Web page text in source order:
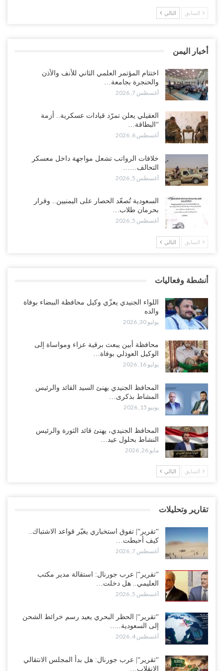
“حضرموت“| في تصعيد غير مسبوق.. انتشار فصيل “مكافحة الإرهاب”
للسعودية بشأن النفط..!
أغسطس 6, 2026
الرئاسي مرحلة التفكك المؤسسي..!
أغسطس 5, 2026
حضرموت على حافة الانفجار.. اشتباكات قبلية مع فصائل سعودية
وتعزيزات عسكرية لحماية ترتيبات تصدير النفط..!
أغسطس 5, 2026
وسط معركة سعودية لإسقاط آخر معاقل الزبيدي.. القبائل تستنفر و”درع
الوطن” تبدأ الانتشار..!
أغسطس 5, 2026
خلافات الرواتب تشعل مواجهة داخل معسكر التحالف… والإصلاح يصعّد
تعميد الشهادات يشعل غضباً واسعاً..!
أغسطس 5, 2026
ملفات المال والنفط..!
أغسطس 5, 2026
النفط تلتف حول أفريقيا وسفن تعلن: “لا توجد شحنة…
أغسطس 4, 2026
مليون برميل يشعل غضب حضرموت..!
أغسطس 4, 2026
مدير مكتب العليمي يقدم استقالته.. والخلافات تعصف بالرئاسي وصراع
“تعز“| وسط إعادة رسم النفوذ السعودي.. الإصلاح يجدد اتهامه لطارق
بالتهريب وعينه على المحافظ..!
أغسطس 4, 2026
“شبوة“| مع تحشيدات عسكرية تنذر بجولة جديدة مع السعودية.. الإمارات
تعيد تحشيد قواتها في أهم سواحل اليمن على البحر…
أغسطس 4, 2026
أغسطس 4, 2026
“مقالات“| عِنْدَما يَغِيب الأَقربون.. وَتَضِيق بِلَاد الله الوَاسِعَة.. تَبْقَى صَنْعَاء
أغسطس 4, 2026
السابق التالي
أخبار اليمن
اختتام المؤتمر العلمي الثاني للأنف والأذن
والحنجرة بجامعة…
أغسطس 7, 2026
العقيلي يعلن تمرّد قيادات عسكرية.. أزمة
“البطاقة…
أغسطس 6, 2026
خلافات الرواتب تشعل مواجهة داخل معسكر
التحالف……
أغسطس 5, 2026
السعودية تُصعّد الحصار على اليمنيين.. وقرار
بحرمان طلاب…
أغسطس 5, 2026
السابق التالي
أنشطة وفعاليات
اللواء الجنيدي يعزّي وكيل محافظة الببضاء بوفاة
والده
يوليو 30, 2026
محافظة أبين يبعث برقية عزاء ومواساة إلى
الوكيل العوذلي بوفاة…
يوليو 16, 2026
المحافظ الجنيدي يهنئ السيد القائد والرئيس
المشاط بذكرى…
يونيو 15, 2026
المحافظ الجنيدي، يهنئ قائد الثورة والرئيس
النشاط بحلول عيد…
مايو 26, 2026
السابق التالي
تقارير وتحليلات
“تقرير“| تفوق استخباري يغيّر قواعد الاشتباك..
كيف أحبطت…
أغسطس 7, 2026
“تقرير“| عرب جورنال: استقالة مدير مكتب
العليمي.. هل دخلت…
أغسطس 5, 2026
“تقرير“| الحظر البحري يعيد رسم خرائط الشحن
إلى السعودية..…
أغسطس 4, 2026
“تقرير“| عرب جورنال: هل بدأ المجلس الانتقالي
الانقلاب…